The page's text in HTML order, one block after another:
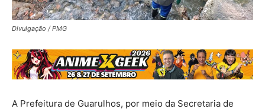
Divulgação / PMG
A Prefeitura de Guarulhos, por meio da Secretaria de